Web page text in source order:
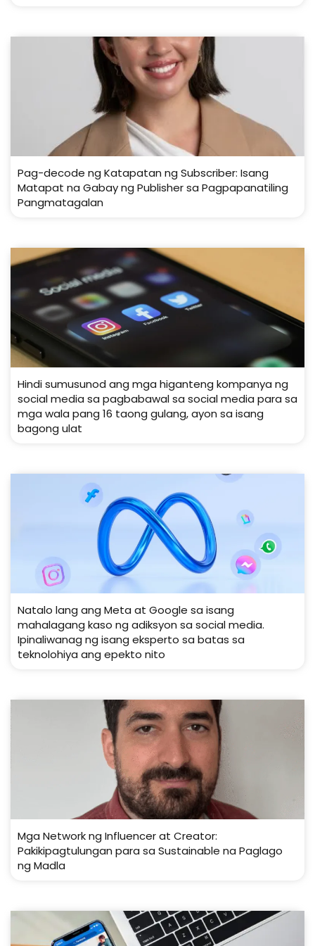
Pag-decode ng Katapatan ng Subscriber: Isang
Matapat na Gabay ng Publisher sa Pagpapanatiling
Pangmatagalan
Hindi sumusunod ang mga higanteng kompanya ng
social media sa pagbabawal sa social media para sa
mga wala pang 16 taong gulang, ayon sa isang
bagong ulat
Natalo lang ang Meta at Google sa isang
mahalagang kaso ng adiksyon sa social media.
Ipinaliwanag ng isang eksperto sa batas sa
teknolohiya ang epekto nito
Mga Network ng Influencer at Creator:
Pakikipagtulungan para sa Sustainable na Paglago
ng Madla